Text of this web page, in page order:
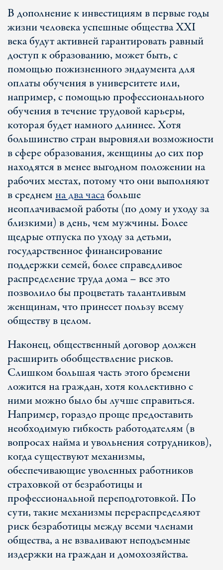
В дополнение к инвестициям в первые годы
жизни человека успешные общества XXI
века будут активней гарантировать равный
доступ к образованию, может быть, с
помощью пожизненного эндаумента для
оплаты обучения в университете или,
например, с помощью профессионального
обучения в течение трудовой карьеры,
которая будет намного длиннее. Хотя
большинство стран выровняли возможности
в сфере образования, женщины до сих пор
находятся в менее выгодном положении на
рабочих местах, потому что они выполняют
в среднемна два часабольше
неоплачиваемой работы (по дому и уходу за
близкими) в день, чем мужчины. Более
щедрые отпуска по уходу за детьми,
государственное финансирование
поддержки семей, более справедливое
распределение труда дома – все это
позволило бы процветать талантливым
женщинам, что принесет пользу всему
обществу в целом.
Наконец, общественный договор должен
расширить обобществление рисков.
Слишком большая часть этого бремени
ложится на граждан, хотя коллективно с
ними можно было бы лучше справиться.
Например, гораздо проще предоставить
необходимую гибкость работодателям (в
вопросах найма и увольнения сотрудников),
когда существуют механизмы,
обеспечивающие уволенных работников
страховкой от безработицы и
профессиональной переподготовкой. По
сути, такие механизмы перераспределяют
риск безработицы между всеми членами
общества, а не взваливают неподъемные
издержки на граждан и домохозяйства.